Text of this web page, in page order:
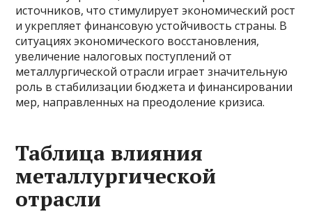
источников, что стимулирует экономический рост
и укрепляет финансовую устойчивость страны. В
ситуациях экономического восстановления,
увеличение налоговых поступлений от
металлургической отрасли играет значительную
роль в стабилизации бюджета и финансировании
мер, направленных на преодоление кризиса.
Таблица влияния
металлургической
отрасли